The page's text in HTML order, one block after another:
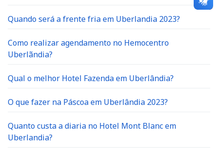
Quando será a frente fria em Uberlandia 2023?
Como realizar agendamento no Hemocentro
Uberlãndia?
Qual o melhor Hotel Fazenda em Uberlândia?
O que fazer na Páscoa em Uberlândia 2023?
Quanto custa a diaria no Hotel Mont Blanc em
Uberlandia?